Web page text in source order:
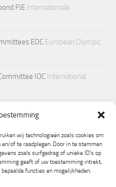
wij technologieën zoals cookies om
of te raadplegen. Door in te stemmen
zoals surfgedrag of unieke ID's op
geeft of uw toestemming intrekt,
functies en mogelijkheden.
FIE Internationale
EOC European Olympic
IOC International